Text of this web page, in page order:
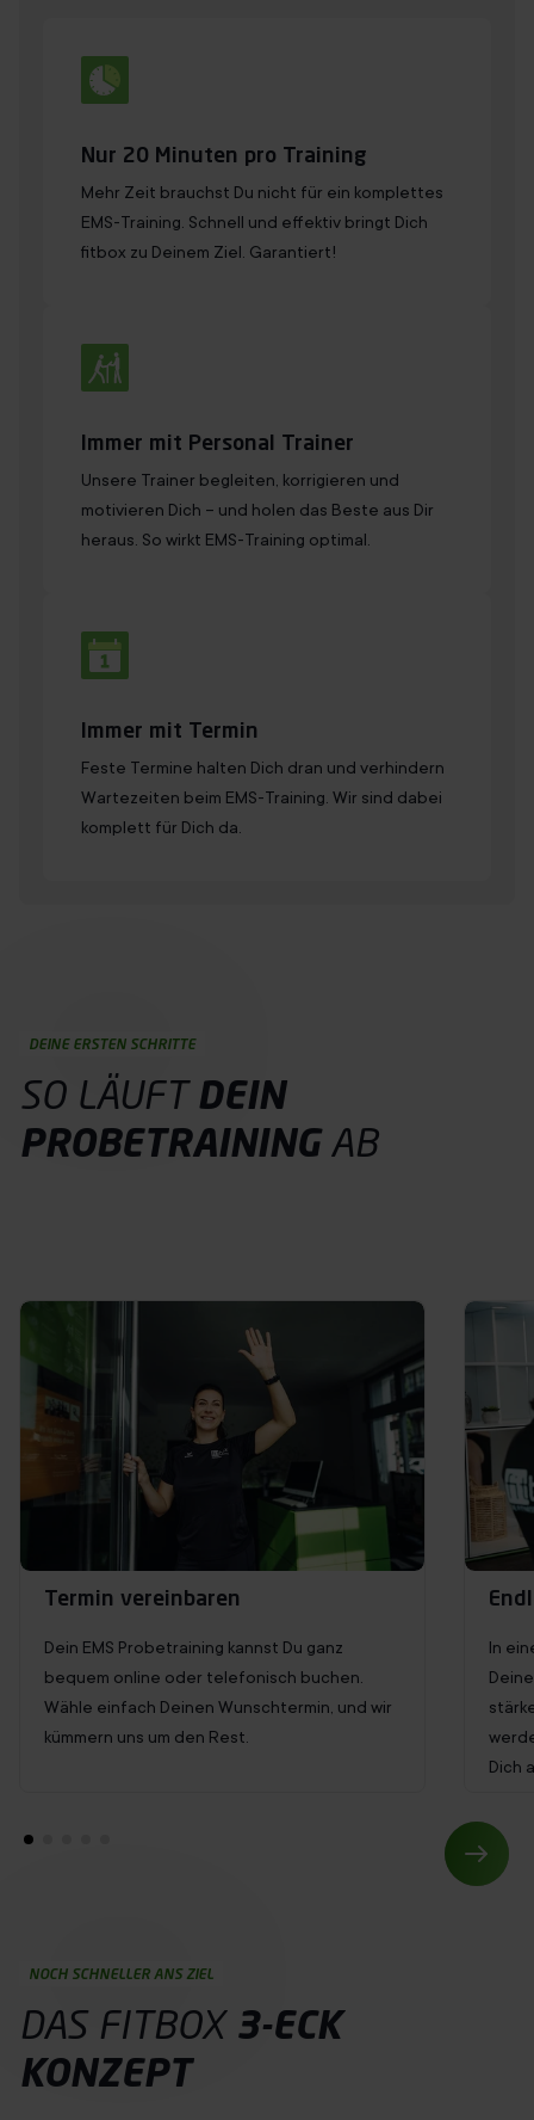
Nur 20 Minuten pro Training
Mehr Zeit brauchst Du nicht für ein komplettes
EMS-Training. Schnell und effektiv bringt Dich
fitbox zu Deinem Ziel. Garantiert!
Immer mit Personal Trainer
Unsere Trainer begleiten, korrigieren und
motivieren Dich – und holen das Beste aus Dir
heraus. So wirkt EMS-Training optimal.
Immer mit Termin
Feste Termine halten Dich dran und verhindern
Wartezeiten beim EMS-Training. Wir sind dabei
komplett für Dich da.
DEINE ERSTEN SCHRITTE
SO LÄUFT DEIN
PROBETRAINING AB
Termin vereinbaren
Dein EMS Probetraining kannst Du ganz
bequem online oder telefonisch buchen.
Wähle einfach Deinen Wunschtermin, und wir
kümmern uns um den Rest.
In
Dich
NOCH SCHNELLER ANS ZIEL
DAS FITBOX 3-ECK
KONZEPT